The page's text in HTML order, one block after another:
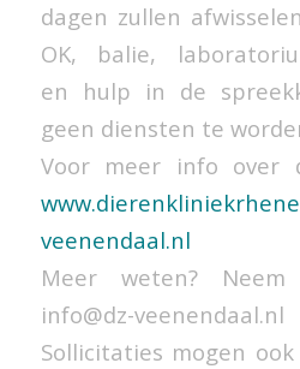
dagen zullen
OK, balie,
en hulp in de
geen diensten te
Voor meer info over
veenendaal.nl
Meer weten?
info@dz-veenendaal.nl
Sollicitaties mogen